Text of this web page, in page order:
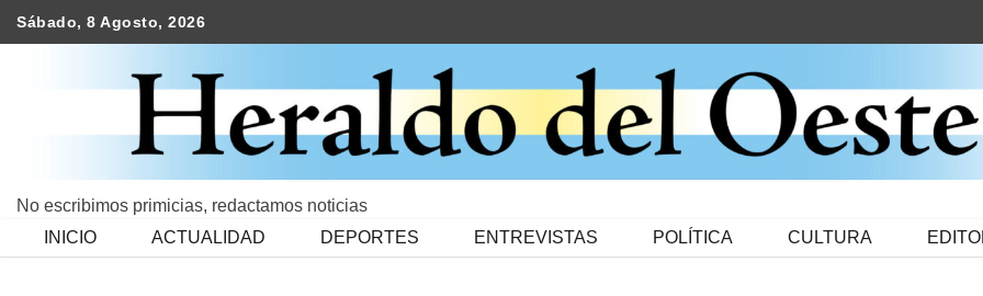
Skip
Sábado, 8 Agosto, 2026
No escribimos primicias, redactamos noticias
INICIO
ACTUALIDAD DEPORTES ENTREVISTAS POLÍTICA CULTURA